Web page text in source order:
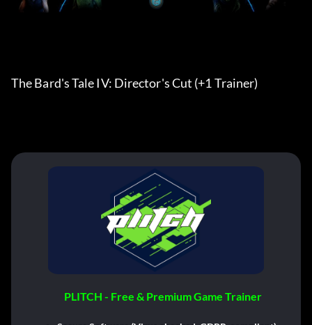
The Bard's Tale IV: Director's Cut (+1 Trainer)
PLITCH - Free & Premium Game Trainer